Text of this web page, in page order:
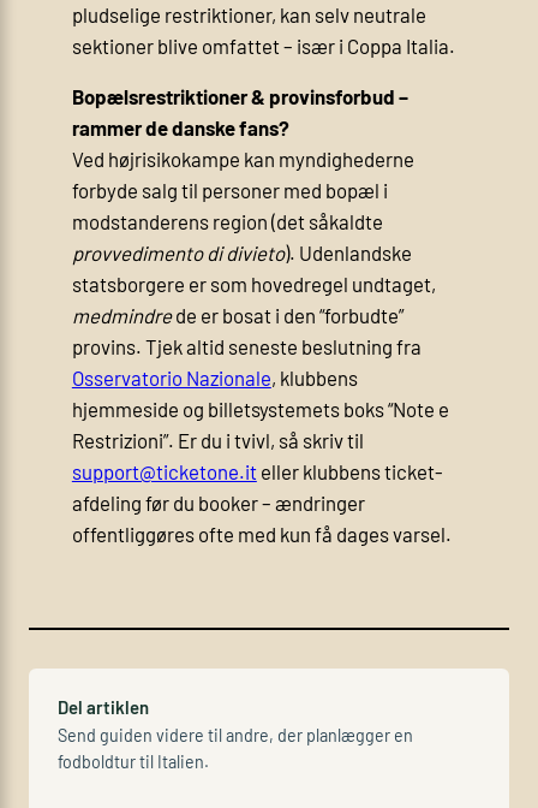
pludselige restriktioner, kan selv neutrale
sektioner blive omfattet – især i Coppa Italia.
Bopælsrestriktioner & provinsforbud –
rammer de danske fans?
Ved højrisikokampe kan myndighederne
forbyde salg til personer med bopæl i
modstanderens region (det såkaldte
provvedimento di divieto). Udenlandske
statsborgere er som hovedregel undtaget,
medmindrede er bosat i den “forbudte”
provins. Tjek altid seneste beslutning fra
Osservatorio Nazionale, klubbens
hjemmeside og billetsystemets boks “Note e
Restrizioni”. Er du i tvivl, så skriv til
support@ticketone.iteller klubbens ticket-
afdeling før du booker – ændringer
offentliggøres ofte med kun få dages varsel.
Del artiklen
Send guiden videre til andre, der planlægger en
fodboldtur til Italien.